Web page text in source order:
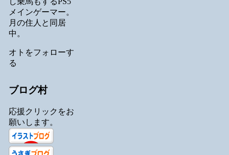
メインゲーマー。
月の住人と同居
中。
オトをフォローす
る
ブログ村
応援クリックをお
願いします。